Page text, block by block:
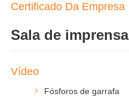
Certificado Da Empresa
Sala de imprensa
Vídeo
Fósforos de garrafa